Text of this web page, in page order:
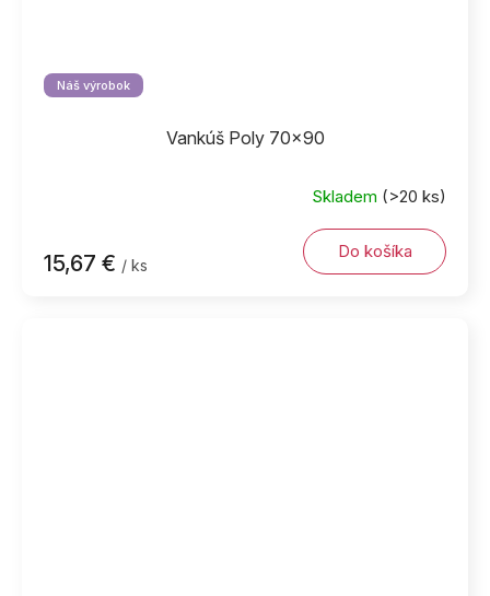
Náš výrobok
Vankúš Poly 70x90
Skladem (>20 ks)
15,67 € / ks
Do košíka